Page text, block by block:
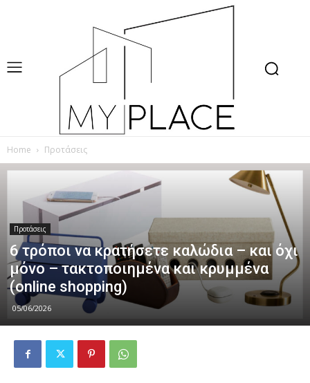
Home Προτάσεις
Προτάσεις
6 τρόποι να κρατήσετε καλώδια – και όχι
μόνο – τακτοποιημένα και κρυμμένα
(online shopping)
05/06/2026